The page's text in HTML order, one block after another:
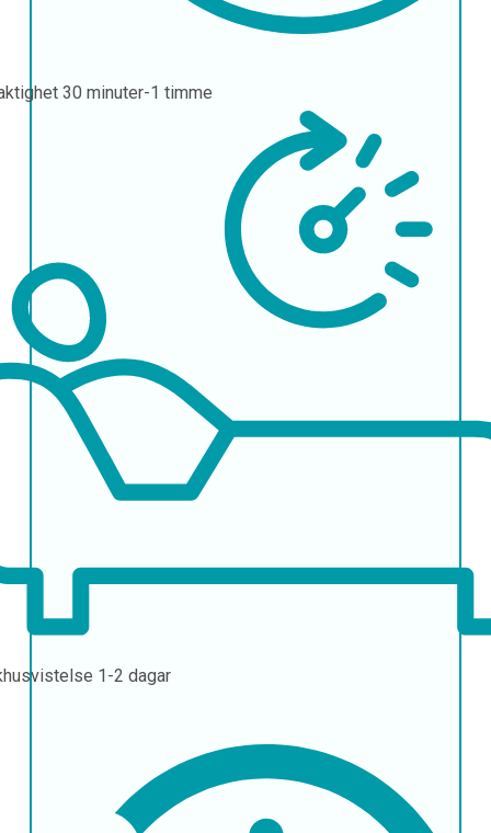
30 minuter-1 timme
1-2 dagar